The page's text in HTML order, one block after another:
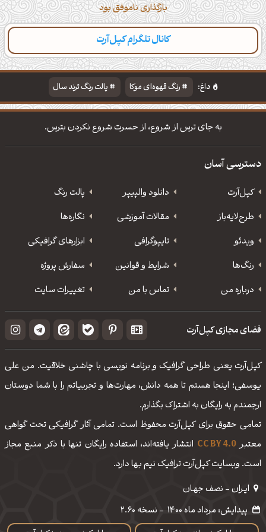
بارگذاری ناموفق بود
کانال تلگرام کپل‌آرت
دسته‌بندی مطالب تازه تایپوگرافی پالت‌ها
داغ: رنگ قهوه‌ای موکا
پالت رنگ ترند سال
دانلود والپیپر مذهبی
تایپوگرافی شعر مولانا
به جای ترس از شروع، از حسرت شروع نکردن بترس.
دسترسی آسان
کپل‌آرت دانلود‌ والپیپر
پالت رنگ
طرح‌لایه‌باز
مقالات آموزشی
نگاره‌ها
ویدئو
‌تایپوگرافی
ابزارهای گرافیکی
رنگ‌ها
شرایط و قوانین
سفارش پروژه
درباره من
تماس با من تغییرات سایت
فضای مجازی کپل‌آرت
کپل‌آرت یعنی طراحی گرافیک و برنامه نویسی با چاشنی خلاقیت. من علی
یوسفی؛ اینجا هستم تا همه دانش، مهارت‌‌ها و تجربیاتم را با شما دوستان
ارجمندم به رایگان به اشتراک بگذارم.
تمامی حقوق برای کپل‌آرت محفوظ است. تمامی آثار گرافیکی تحت گواهی
معتبرCC BY 4.0 انتشار یافته‌اند، استفاده رایگان تنها با ذکر منبع مجاز
است. وبسایت کپل‌آرت ترافیک نیم بها دارد.
ایـران - نصف جهـان
پیدایش: مرداد ماه 1400 - نسخه 2.60